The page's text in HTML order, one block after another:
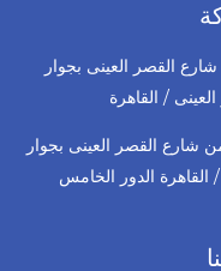
من شارع القصر العينى بجوار
/ القاهرة
السكرة من شارع القصر العينى بجوار
الدور الخامس